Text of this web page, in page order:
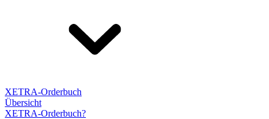
XETRA-Orderbuch
Übersicht
XETRA-Orderbuch?